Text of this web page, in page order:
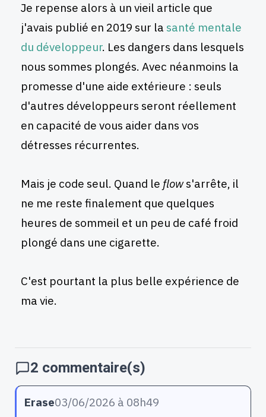
Je repense alors à un vieil article que
j'avais publié en 2019 sur la santé mentale
du développeur. Les dangers dans lesquels
nous sommes plongés. Avec néanmoins la
promesse d'une aide extérieure : seuls
d'autres développeurs seront réellement
en capacité de vous aider dans vos
détresses récurrentes.
Mais je code seul. Quand le flows'arrête, il
ne me reste finalement que quelques
heures de sommeil et un peu de café froid
plongé dans une cigarette.
C'est pourtant la plus belle expérience de
ma vie.
2 commentaire(s)
Erase03/06/2026 à 08h49